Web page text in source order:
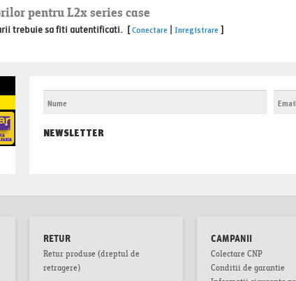
pentru L2x series case
trebuie sa fiti autentificati. [Conectare | Inregistrare ]
NEWSLETTER
RETUR
Retur produse (dreptul de
retragere)
CAMPANII
Colectare CNP
Conditii de garantie